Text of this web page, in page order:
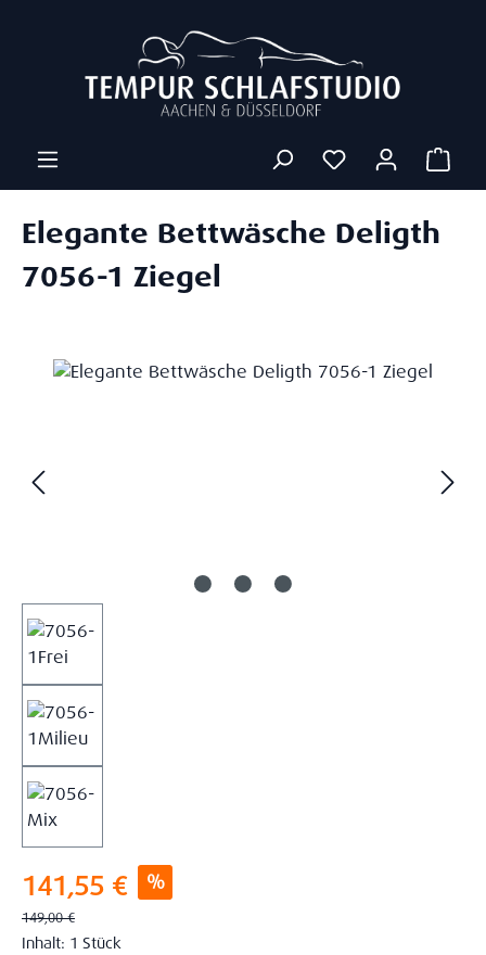
Elegante Bettwäsche Deligth
7056-1 Ziegel
Bildergalerie überspringen
Verkaufspreis:
141,55 € %
Regulärer Preis:
149,00 €
Inhalt: 1 Stück